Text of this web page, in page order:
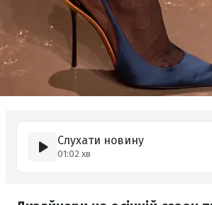
Слухати новину
01:02 хв